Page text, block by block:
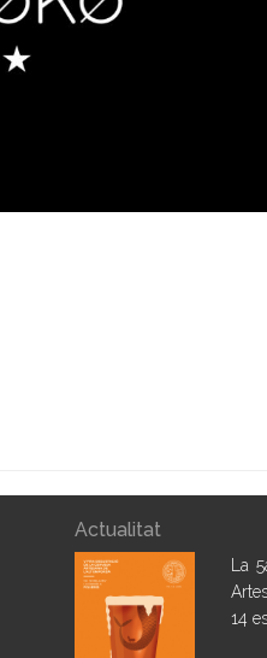
Actualitat
La
14